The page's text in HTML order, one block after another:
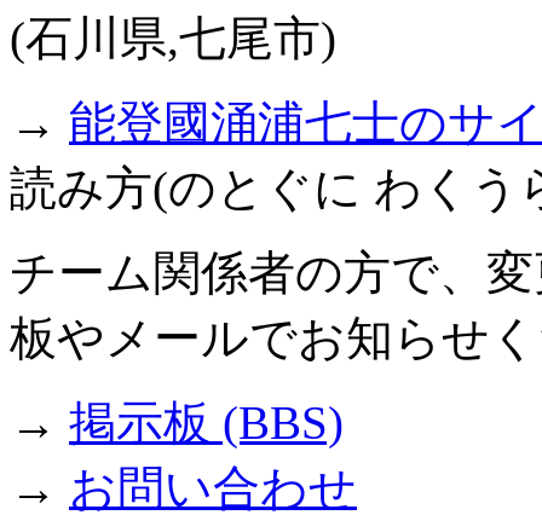
(石川県,七尾市)
→ 能登國涌浦七士のサ
読み方(のとぐに わくう
チーム関係者の方で、
板やメールでお知らせ
→ 掲示板 (BBS)
→ お問い合わせ